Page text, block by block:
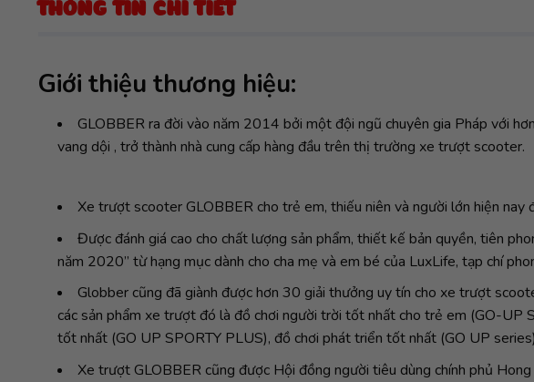
THÔNG TIN CHI TIẾT
Giới thiệu thương hiệu:
GLOBBER ra đời vào năm 2014 bởi một đội ngũ chuyên gia Pháp với
vang dội , trở thành nhà cung cấp hàng đầu trên thị trường xe trượt scooter.
Xe trượt scooter GLOBBER cho trẻ em, thiếu niên và người lớn hiện
Được đánh giá cao cho chất lượng sản phẩm, thiết kế bản quyền, tiên
năm 2020” từ hạng mục dành cho cha mẹ và em bé của LuxLife, tạp chí
Globber cũng đã giành được hơn 30 giải thưởng uy tín cho xe trượt
các sản phẩm xe trượt đó là đồ chơi người trời tốt nhất cho trẻ em (GO-UP
tốt nhất (GO UP SPORTY PLUS), đồ chơi phát triển tốt nhất (GO UP
Xe trượt GLOBBER cũng được Hội đồng người tiêu dùng chính phủ